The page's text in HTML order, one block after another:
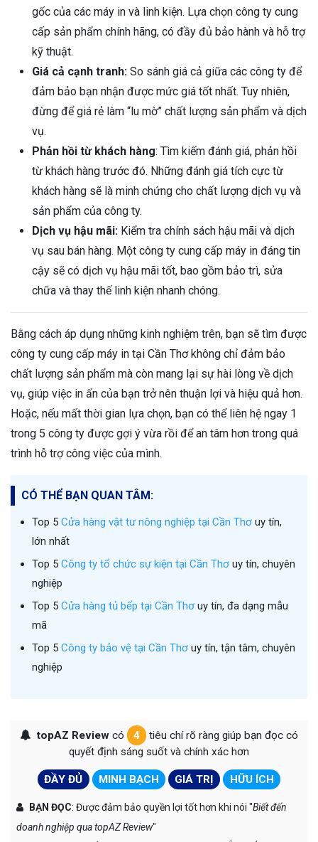
gốc của các máy in và linh kiện. Lựa chọn công ty cung
cấp sản phẩm chính hãng, có đầy đủ bảo hành và hỗ trợ
kỹ thuật.
Giá cả cạnh tranh: So sánh giá cả giữa các công ty để
đảm bảo bạn nhận được mức giá tốt nhất. Tuy nhiên,
đừng để giá rẻ làm “lu mờ” chất lượng sản phẩm và dịch
vụ.
Phản hồi từ khách hàng: Tìm kiếm đánh giá, phản hồi
từ khách hàng trước đó. Những đánh giá tích cực từ
khách hàng sẽ là minh chứng cho chất lượng dịch vụ và
sản phẩm của công ty.
Dịch vụ hậu mãi: Kiểm tra chính sách hậu mãi và dịch
vụ sau bán hàng. Một công ty cung cấp máy in đáng tin
cậy sẽ có dịch vụ hậu mãi tốt, bao gồm bảo trì, sửa
chữa và thay thế linh kiện nhanh chóng.
Bằng cách áp dụng những kinh nghiệm trên, bạn sẽ tìm được
công ty cung cấp máy in tại Cần Thơ không chỉ đảm bảo
chất lượng sản phẩm mà còn mang lại sự hài lòng về dịch
vụ, giúp việc in ấn của bạn trở nên thuận lợi và hiệu quả hơn.
Hoặc, nếu mất thời gian lựa chọn, bạn có thể liên hệ ngay 1
trong 5 công ty được gợi ý vừa rồi để an tâm hơn trong quá
trình hỗ trợ công việc của mình.
CÓ THỂ BẠN QUAN TÂM:
Top 5 Cửa hàng vật tư nông nghiệp tại Cần Thơ uy tín,
lớn nhất
Top 5 Công ty tổ chức sự kiện tại Cần Thơ uy tín, chuyên
nghiệp
Top 5 Cửa hàng tủ bếp tại Cần Thơ uy tín, đa dạng mẫu
mã
Top 5 Công ty bảo vệ tại Cần Thơ uy tín, tận tâm, chuyên
nghiệp
topAZ Reviewcó 4
tiêu chí rõ ràng giúp bạn đọc có
quyết định sáng suốt và chính xác hơn
ĐẦY ĐỦ MINH BẠCH GIÁ TRỊ HỮU ÍCH
BẠN ĐỌC: Được đảm bảo quyền lợi tốt hơn khi nói "Biết đến
doanh nghiệp qua topAZ Review"